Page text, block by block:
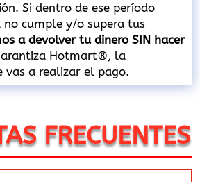
Si dentro de ese período
no cumple y/o supera tus
a devolver tu dinero SIN hacer
Hotmart®, la
a realizar el pago.
FRECUENTES